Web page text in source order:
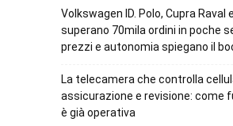
Volkswagen ID. Polo, Cupra Raval
superano 70mila ordini in poche
prezzi e autonomia spiegano il
La telecamera che controlla
assicurazione e revisione: come
è già operativa